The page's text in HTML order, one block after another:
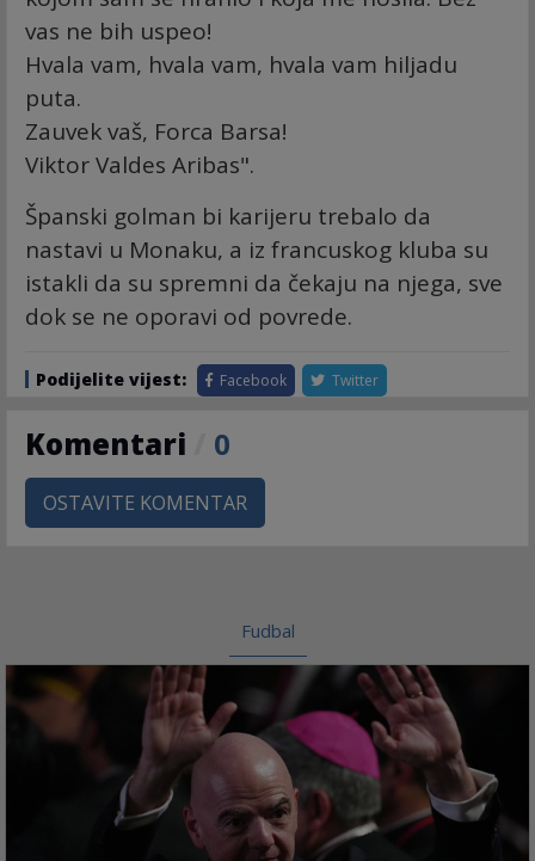
vas ne bih uspeo!
Hvala vam, hvala vam, hvala vam hiljadu
puta.
Zauvek vaš, Forca Barsa!
Viktor Valdes Aribas".
Španski golman bi karijeru trebalo da
nastavi u Monaku, a iz francuskog kluba su
istakli da su spremni da čekaju na njega, sve
dok se ne oporavi od povrede.
Podijelite vijest: Facebook Twitter
Komentari 0
OSTAVITE KOMENTAR
Fudbal